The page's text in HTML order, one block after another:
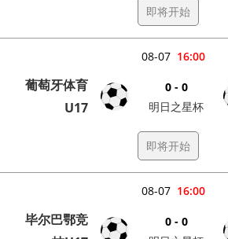
即将开始
16:00
08-07
葡萄牙体育
U17
0 - 0
明日之星杯
即将开始
16:00
08-07
毕尔巴鄂竞
0 - 0